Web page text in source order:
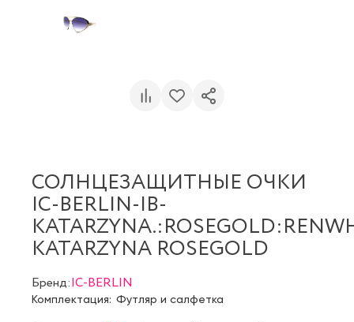
СОЛНЦЕЗАЩИТНЫЕ ОЧКИ
IC-BERLIN-IB-
KATARZYNA ROSEGOLD
Бренд:IC-BERLIN
Комплектация: Футляр и салфетка